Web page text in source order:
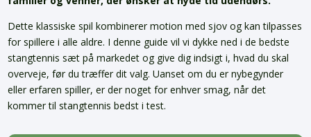
Dette klassiske spil kombinerer motion med sjov og kan tilpasses
for spillere i alle aldre. I denne guide vil vi dykke ned i de bedste
stangtennis sæt på markedet og give dig indsigt i, hvad du skal
overveje, før du træffer dit valg. Uanset om du er nybegynder
eller erfaren spiller, er der noget for enhver smag, når det
kommer til stangtennis bedst i test.